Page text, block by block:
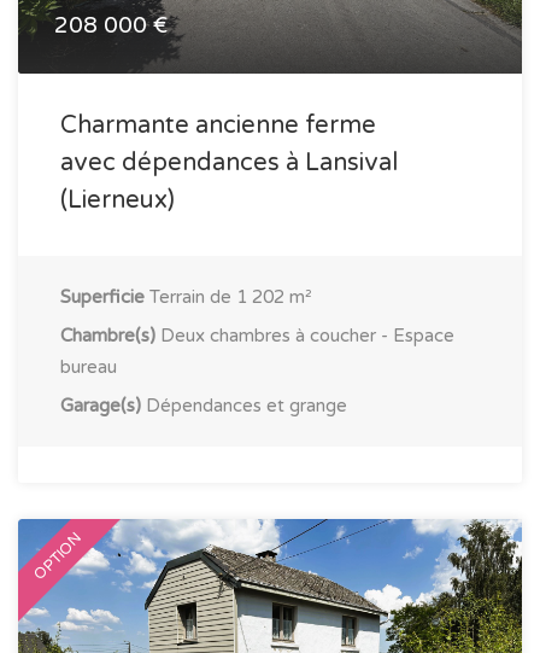
208 000 €
Charmante ancienne ferme
avec dépendances à Lansival
(Lierneux)
Superficie Terrain de 1 202 m²
Chambre(s) Deux chambres à coucher - Espace
bureau
Garage(s) Dépendances et grange
OPTION